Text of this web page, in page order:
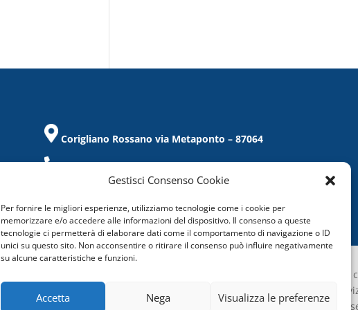
Gestisci Consenso Cookie
Per fornire le migliori esperienze, utilizziamo tecnologie come i cookie per
memorizzare e/o accedere alle informazioni del dispositivo. Il consenso a queste
tecnologie ci permetterà di elaborare dati come il comportamento di navigazione o ID
unici su questo sito. Non acconsentire o ritirare il consenso può influire negativamente
su alcune caratteristiche e funzioni.
Accetta Nega Visualizza le preferenze
Corigliano Rossano via Metaponto – 87064
Tel. / Fax 0983/859021
C.F.: 97019860788
Confcommercio Cosenza é certificata
Sistema di Gestione aziendale del
Qualità
(UNI EN ISO 9001:2015) sia per la